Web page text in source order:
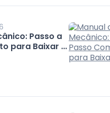
Passo a
para Baixar ...